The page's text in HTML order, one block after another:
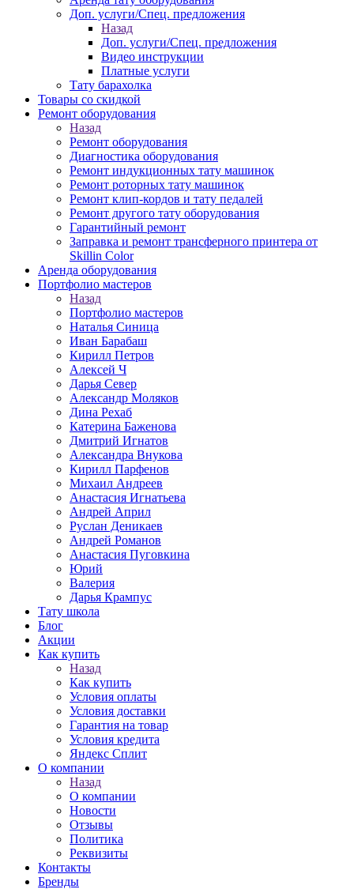
Доп. услуги/Спец. предложения
Назад
Доп. услуги/Спец. предложения
Видео инструкции
Платные услуги
Тату барахолка
Товары со скидкой
Ремонт оборудования
Назад
Ремонт оборудования
Диагностика оборудования
Ремонт индукционных тату машинок
Ремонт роторных тату машинок
Ремонт клип-кордов и тату педалей
Ремонт другого тату оборудования
Гарантийный ремонт
Заправка и ремонт трансферного принтера от
Skillin Color
Аренда оборудования
Портфолио мастеров
Назад
Портфолио мастеров
Наталья Синица
Иван Барабаш
Кирилл Петров
Алексей Ч
Дарья Север
Александр Моляков
Дина Рехаб
Катерина Баженова
Дмитрий Игнатов
Александра Внукова
Кирилл Парфенов
Михаил Андреев
Анастасия Игнатьева
Андрей Април
Руслан Деникаев
Андрей Романов
Анастасия Пуговкина
Юрий
Валерия
Дарья Крампус
Тату школа
Блог
Акции
Как купить
Назад
Как купить
Условия оплаты
Условия доставки
Гарантия на товар
Условия кредита
Яндекс Сплит
О компании
Назад
О компании
Новости
Отзывы
Политика
Реквизиты
Контакты
Бренды